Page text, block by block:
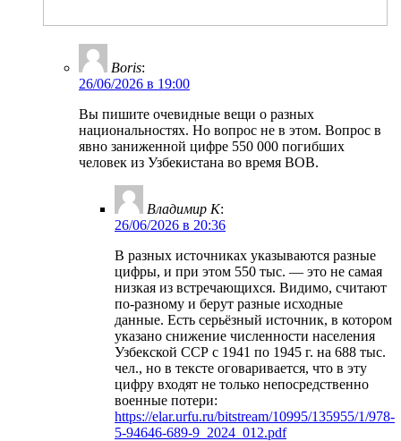
Boris:
26/06/2026 в 19:00
Вы пишите очевидные вещи о разных
национальностях. Но вопрос не в этом. Вопрос в
явно заниженной цифре 550 000 погибших
человек из Узбекистана во время ВОВ.
Владимир К:
26/06/2026 в 20:36
В разных источниках указываются разные
цифры, и при этом 550 тыс. — это не самая
низкая из встречающихся. Видимо, считают
по-разному и берут разные исходные
данные. Есть серьёзный источник, в котором
указано снижение численности населения
Узбекской ССР с 1941 по 1945 г. на 688 тыс.
чел., но в тексте оговаривается, что в эту
цифру входят не только непосредственно
военные потери:
https://elar.urfu.ru/bitstream/10995/135955/1/978-
5-94646-689-9_2024_012.pdf